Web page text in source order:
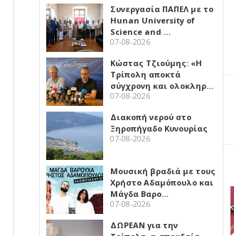
Συνεργασία ΠΑΠΕΛ με το
Hunan University of
Science and …
07-08-2026
Κώστας Τζιούμης: «Η
Τρίπολη αποκτά
σύγχρονη και ολοκληρ…
07-08-2026
Διακοπή νερού στο
Ξηροπήγαδο Κυνουρίας
07-08-2026
Μουσική βραδιά με τους
Χρήστο Αδαμόπουλο και
Μάγδα Βαρο…
07-08-2026
ΔΩΡΕΑΝ για την